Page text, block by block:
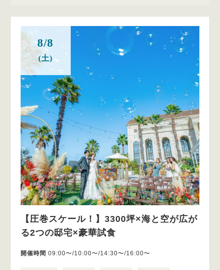
8/8
(土)
【圧巻スケール！】3300坪×海と空が広が
る2つの邸宅×豪華試食
開催時間 09:00〜/10:00〜/14:30〜/16:00〜